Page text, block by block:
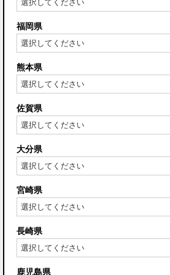
福岡県
熊本県
佐賀県
大分県
宮崎県
長崎県
鹿児島県